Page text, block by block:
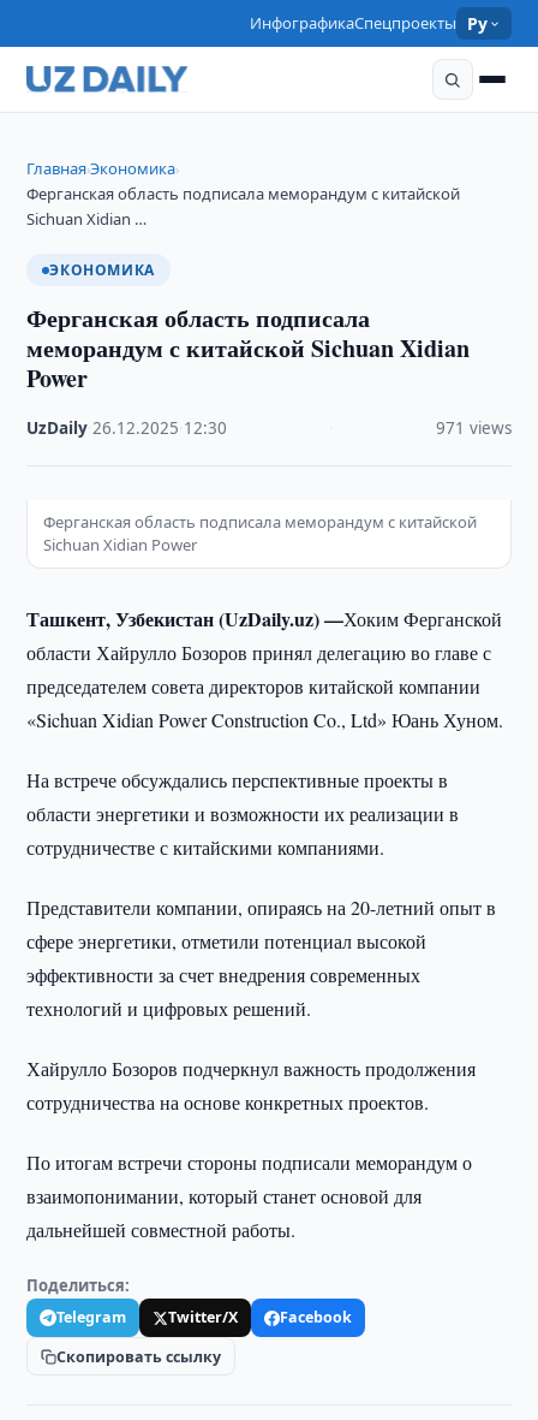
ИнфографикаСпецпроекты Ру
Главная›Экономика›
Ферганская область подписала меморандум с китайской
Sichuan Xidian …
ЭКОНОМИКА
Ферганская область подписала
меморандум с китайской Sichuan Xidian
Power
UzDaily ·26.12.2025 12:30 971 views
Ферганская область подписала меморандум с китайской
Sichuan Xidian Power
Ташкент, Узбекистан (UzDaily.uz) —Хоким Ферганской
области Хайрулло Бозоров принял делегацию во главе с
председателем совета директоров китайской компании
«Sichuan Xidian Power Construction Co., Ltd» Юань Хуном.
На встрече обсуждались перспективные проекты в
области энергетики и возможности их реализации в
сотрудничестве с китайскими компаниями.
Представители компании, опираясь на 20-летний опыт в
сфере энергетики, отметили потенциал высокой
эффективности за счет внедрения современных
технологий и цифровых решений.
Хайрулло Бозоров подчеркнул важность продолжения
сотрудничества на основе конкретных проектов.
По итогам встречи стороны подписали меморандум о
взаимопонимании, который станет основой для
дальнейшей совместной работы.
Поделиться:
Telegram Twitter/X
Facebook
Скопировать ссылку